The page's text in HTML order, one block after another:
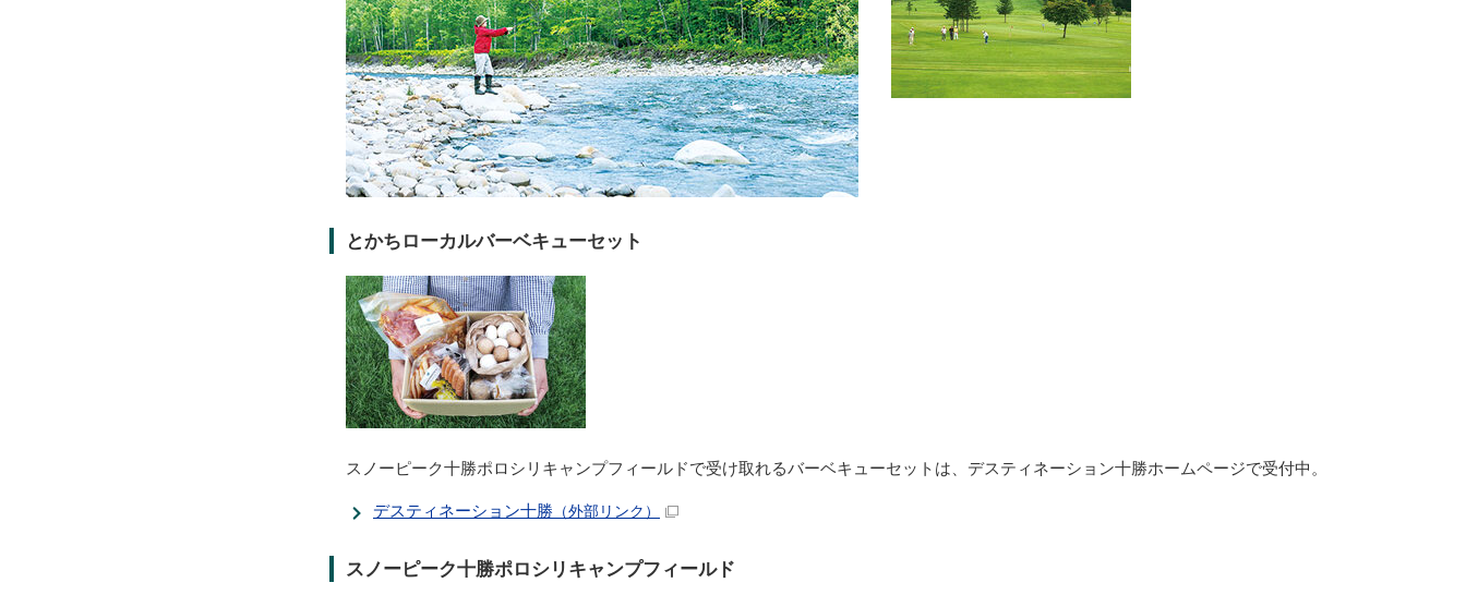
とかちローカルバーベキューセット
スノーピーク十勝ポロシリキャンプフィールドで受け取れるバーベキューセットは、デスティネーション十勝ホームページで受付中。
デスティネーション十勝 （外部リンク）
スノーピーク十勝ポロシリキャンプフィールド